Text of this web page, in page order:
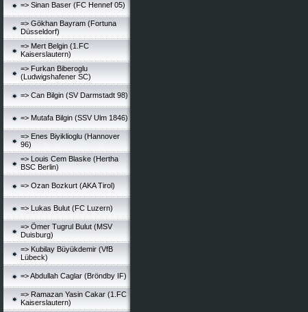
=> Sinan Baser (FC Hennef 05)
=> Gökhan Bayram (Fortuna
Düsseldorf)
=> Mert Belgin (1.FC
Kaiserslautern)
=> Furkan Biberoglu
(Ludwigshafener SC)
=> Can Bilgin (SV Darmstadt 98)
=> Mutafa Bilgin (SSV Ulm 1846)
=> Enes Biyiklioglu (Hannover
96)
=> Louis Cem Blaske (Hertha
BSC Berlin)
=> Ozan Bozkurt (AKA Tirol)
=> Lukas Bulut (FC Luzern)
=> Ömer Tugrul Bulut (MSV
Duisburg)
=> Kubilay Büyükdemir (VfB
Lübeck)
=> Abdullah Caglar (Bröndby IF)
=> Ramazan Yasin Cakar (1.FC
Kaiserslautern)